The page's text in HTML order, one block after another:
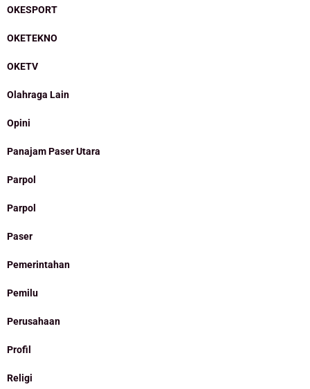
OKESPORT
OKETEKNO
OKETV
Olahraga Lain
Opini
Panajam Paser Utara
Parpol
Parpol
Paser
Pemerintahan
Pemilu
Perusahaan
Profil
Religi